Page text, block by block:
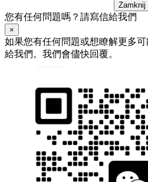
Zamknij
您有任何問題嗎？請寫信給我們
×
如果您有任何問題或想瞭解更多
給我們。我們會儘快回覆。